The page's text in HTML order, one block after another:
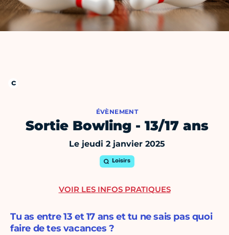
ÉVÈNEMENT
Sortie Bowling - 13/17 ans
Le jeudi 2 janvier 2025
Loisirs
Tu as entre 13 et 17 ans et tu ne sais pas quoi
faire de tes vacances ?
VOIR LES INFOS PRATIQUES